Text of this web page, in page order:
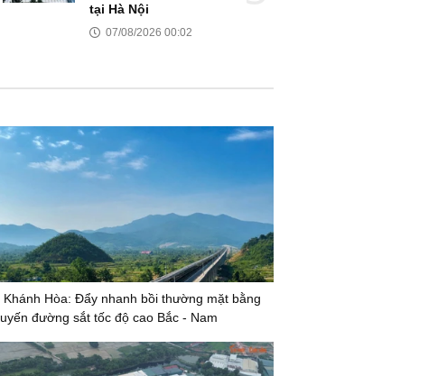
tại Hà Nội
07/08/2026 00:02
Khánh Hòa: Đẩy nhanh bồi thường mặt bằng
đường sắt tốc độ cao Bắc - Nam